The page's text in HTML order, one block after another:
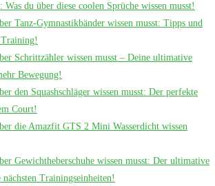
du über diese coolen Sprüche wissen musst!
Tanz-Gymnastikbänder wissen musst: Tipps und
Schrittzähler wissen musst – Deine ultimative
Bewegung!
den Squashschläger wissen musst: Der perfekte
Court!
die Amazfit GTS 2 Mini Wasserdicht wissen
Gewichtheberschuhe wissen musst: Der ultimative
Trainingseinheiten!